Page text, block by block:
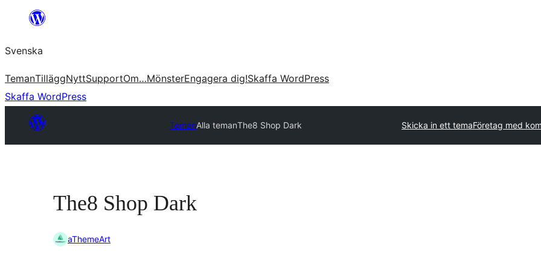
Hoppa
innehåll
Svenska
TemanTilläggNyttSupportOm…MönsterEngagera dig!Skaffa WordPress
Skaffa WordPress
TemanAlla temanThe8 Shop Dark Skicka in ett temaFöretag med
The8 Shop Dark
aThemeArt